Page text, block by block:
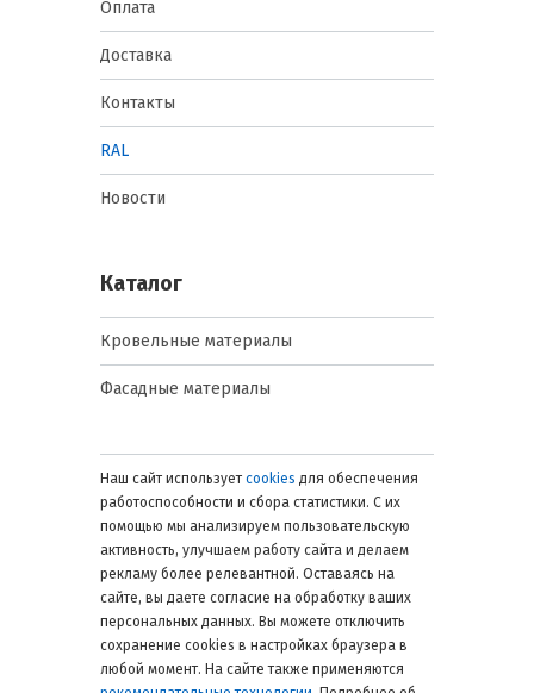
Оплата
Доставка
Контакты
RAL
Новости
Каталог
Кровельные материалы
Фасадные материалы
Наш сайт использует cookies для обеспечения
работоспособности и сбора статистики. С их
помощью мы анализируем пользовательскую
активность, улучшаем работу сайта и делаем
рекламу более релевантной. Оставаясь на
сайте, вы даете согласие на обработку ваших
персональных данных. Вы можете отключить
сохранение cookies в настройках браузера в
любой момент. На сайте также применяются